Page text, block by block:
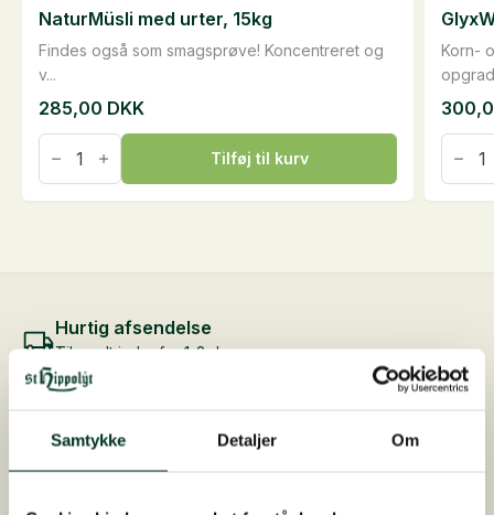
Samtykke Detaljer Om
Findes også som smagsprøve! Koncentreret og
v...
NaturMüsli med urter, 15kg
285,00 DKK
NaturMüsli
med
urter,
Tilføj til kurv
Korn-
Müsli,
15
Hurtig afsendelse
Tilsendt indenfor 1-3 dage
Fri fragt
Gratis foderrådgivning